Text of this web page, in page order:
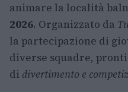
animare la località
2026. Organizzato da
la partecipazione di
diverse squadre,
di divertimento e